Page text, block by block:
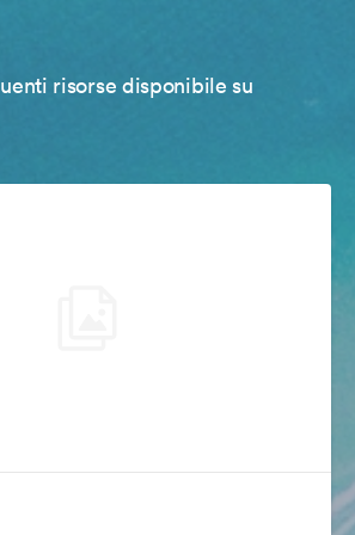
risorse disponibile su